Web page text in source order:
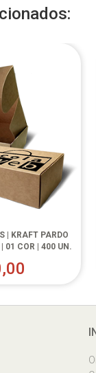
| KRAFT PARDO
01 COR | 400 UN.